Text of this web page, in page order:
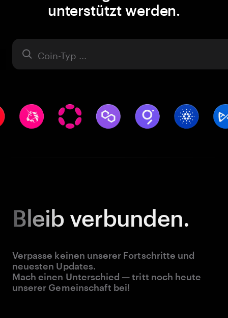
unterstützt werden.
Asset
Bleib verbunden.
Verpasse keinen unserer Fortschritte und
neuesten Updates.
Mach einen Unterschied — tritt noch heute
unserer Gemeinschaft bei!